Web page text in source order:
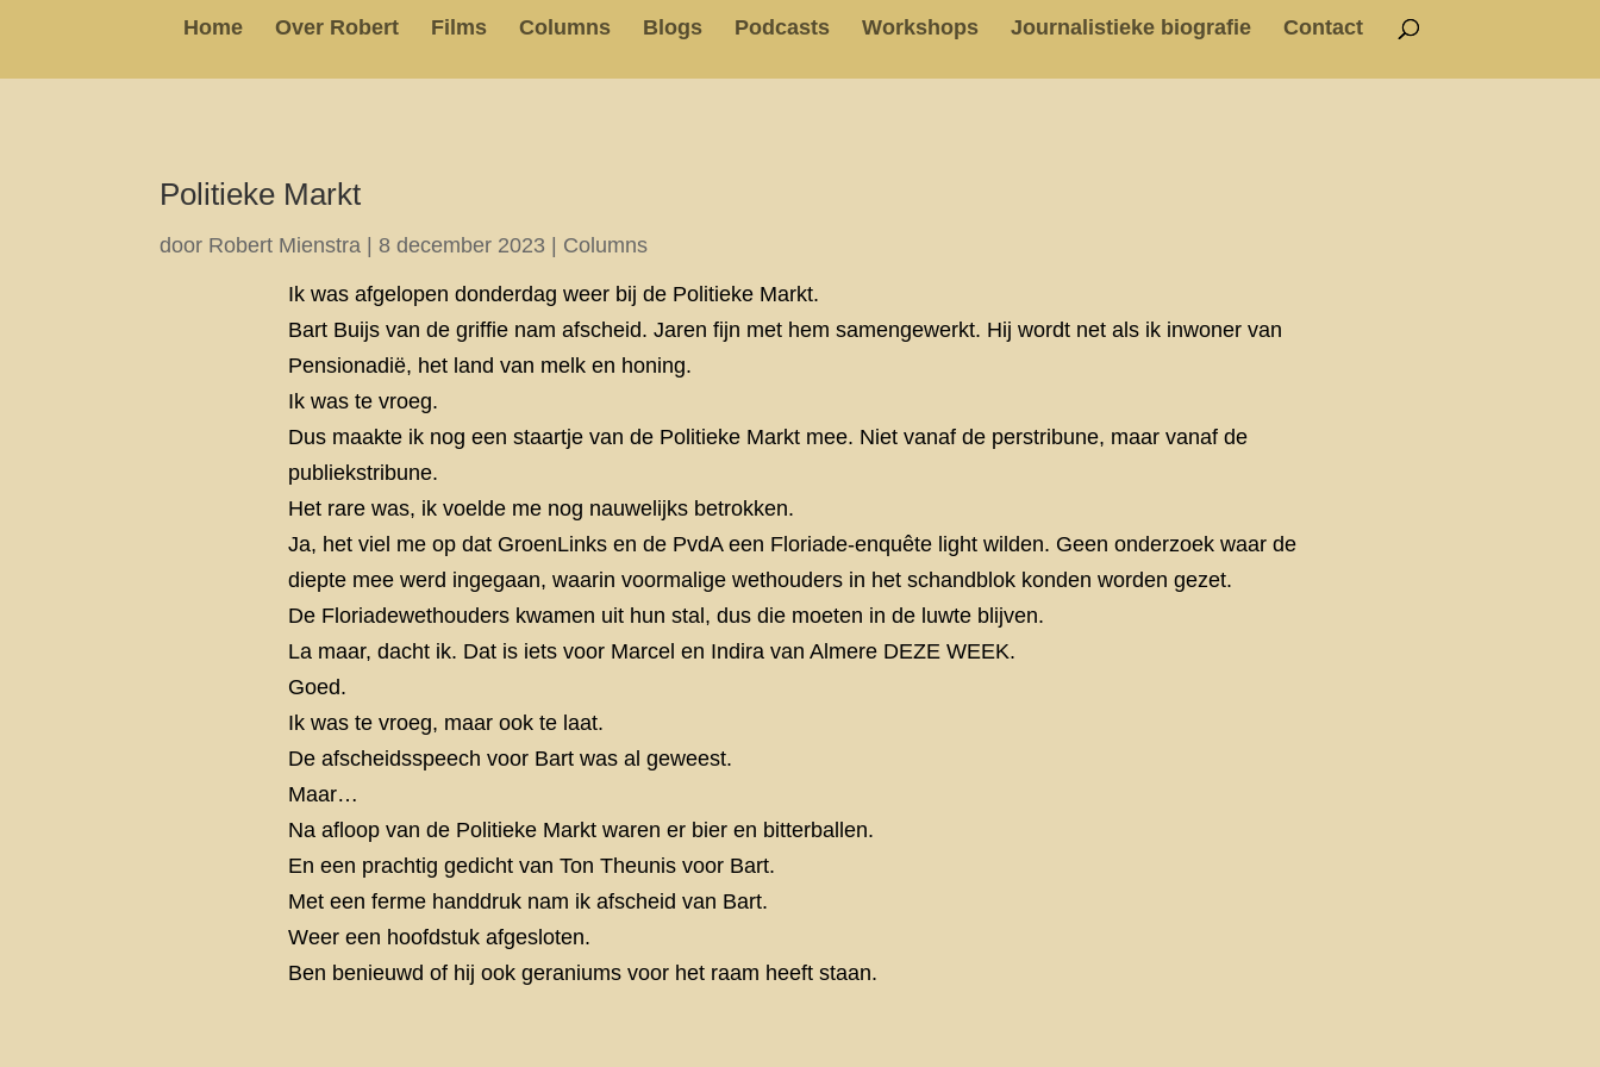
Home Over Robert Films Columns Blogs Podcasts Workshops Journalistieke biografie Contact
Politieke Markt
door Robert Mienstra |8 december 2023 | Columns
Ik was afgelopen donderdag weer bij de Politieke Markt.
Bart Buijs van de griffie nam afscheid. Jaren fijn met hem samengewerkt. Hij wordt net als ik inwoner van
Pensionadië, het land van melk en honing.
Ik was te vroeg.
Dus maakte ik nog een staartje van de Politieke Markt mee. Niet vanaf de perstribune, maar vanaf de
publiekstribune.
Het rare was, ik voelde me nog nauwelijks betrokken.
Ja, het viel me op dat GroenLinks en de PvdA een Floriade-enquête light wilden. Geen onderzoek waar de
diepte mee werd ingegaan, waarin voormalige wethouders in het schandblok konden worden gezet.
De Floriadewethouders kwamen uit hun stal, dus die moeten in de luwte blijven.
La maar, dacht ik. Dat is iets voor Marcel en Indira van Almere DEZE WEEK.
Goed.
Ik was te vroeg, maar ook te laat.
De afscheidsspeech voor Bart was al geweest.
Maar…
Na afloop van de Politieke Markt waren er bier en bitterballen.
En een prachtig gedicht van Ton Theunis voor Bart.
Met een ferme handdruk nam ik afscheid van Bart.
Weer een hoofdstuk afgesloten.
Ben benieuwd of hij ook geraniums voor het raam heeft staan.